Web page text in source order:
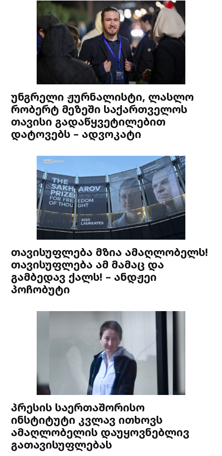
უნგრელი ჟურნალისტი, ლასლო
რობერტ მეზეში საქართველოს
თავისი გადაწყვეტილებით
დატოვებს – ადვოკატი
თავისუფლება მზია ამაღლობელს!
თავისუფლება ამ მამაც და
გამბედავ ქალს! – ანდჟეი
პოჩობუტი
პრესის საერთაშორისო
ინსტიტუტი კვლავ ითხოვს
ამაღლობელის დაუყოვნებლივ
გათავისუფლებას